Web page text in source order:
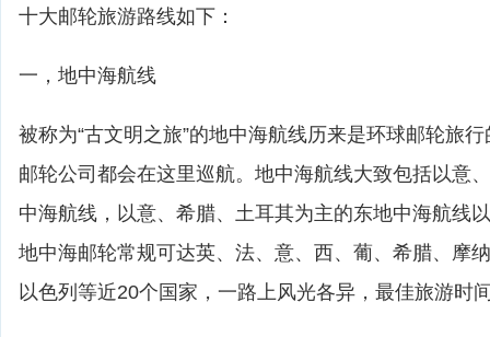
十大邮轮旅游路线如下：
一，地中海航线
被称为“古文明之旅”的地中海航线历来是环球邮轮旅
邮轮公司都会在这里巡航。地中海航线大致包括以意
中海航线，以意、希腊、土耳其为主的东地中海航线
地中海邮轮常规可达英、法、意、西、葡、希腊、摩
以色列等近20个国家，一路上风光各异，最佳旅游时